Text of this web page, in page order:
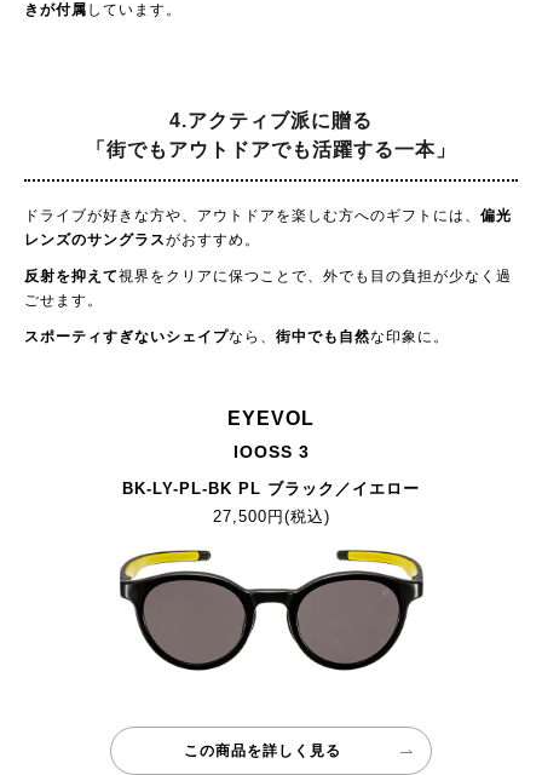
きが付属 しています。
4.アクティブ派に贈る
「街でもアウトドアでも活躍する一本」
ドライブが好きな方や、アウトドアを楽しむ方へのギフトには、 偏光
レンズのサングラスがおすすめ。
反射を抑えて視界をクリアに保つことで、外でも目の負担が少なく過
ごせます。
スポーティすぎないシェイプなら、 街中でも自然な印象に。
EYEVOL
IOOSS 3
BK-LY-PL-BK PL ブラック／イエロー
27,500円(税込)
この商品を詳しく見る